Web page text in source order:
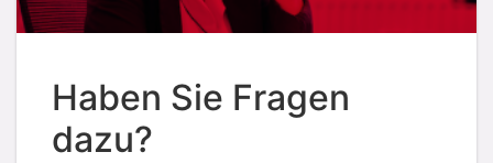
Haben Sie Fragen
dazu?